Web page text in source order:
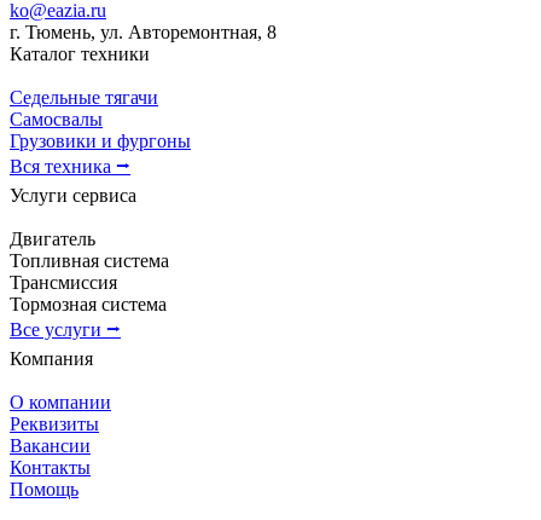
ko@eazia.ru
г. Тюмень, ул. Авторемонтная, 8
Каталог техники
Седельные тягачи
Самосвалы
Грузовики и фургоны
Вся техника ⭢
Услуги сервиса
Двигатель
Топливная система
Трансмиссия
Тормозная система
Все услуги ⭢
Компания
О компании
Реквизиты
Вакансии
Контакты
Помощь